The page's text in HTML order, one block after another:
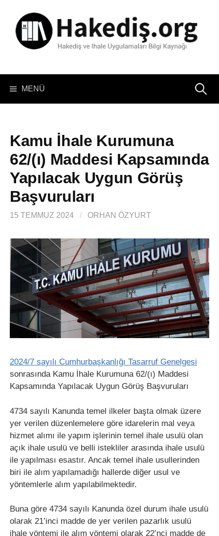
MENÜ Arama:
Kamu İhale Kurumuna
62/(ı) Maddesi Kapsamında
Yapılacak Uygun Görüş
Başvuruları
15 TEMMUZ 2024 / ORHAN ÖZYURT
2024/7 sayılı Cumhurbaşkanlığı Tasarruf Genelgesi
sonrasında Kamu İhale Kurumuna 62/(ı) Maddesi
Kapsamında Yapılacak Uygun Görüş Başvuruları
4734 sayılı Kanunda temel ilkeler başta olmak üzere
yer verilen düzenlemelere göre idarelerin mal veya
hizmet alımı ile yapım işlerinin temel ihale usulü olan
açık ihale usulü ve belli istekliler arasında ihale usulü
ile yapılması esastır. Ancak temel ihale usullerinden
biri ile alım yapılamadığı hallerde diğer usul ve
yöntemlerle alım yapılabilmektedir.
Buna göre 4734 sayılı Kanunda özel durum ihale usulü
olarak 21’inci madde de yer verilen pazarlık usulü
ihale yöntemi ile alım yöntemi olarak 22’nci madde de